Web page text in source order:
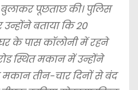
पूछताछ की। पुलिस
बताया कि 20
के पास कॉलोनी में रहने
स्थित मकान में उन्होंने
मकान तीन-चार दिनों से बंद